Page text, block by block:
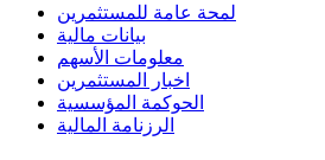
لمحة عامة للمستثمرين
بيانات مالية
معلومات الأسهم
اخبار المستثمرين
الحوكمة المؤسسية
الرزنامة المالية